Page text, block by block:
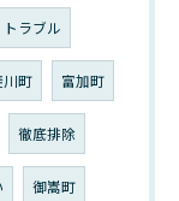
トラブル
川町 富加町
徹底排除
御嵩町